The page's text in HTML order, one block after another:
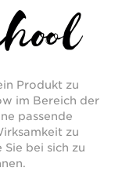
Produkt zu
im Bereich der
passende
zu
bei sich zu